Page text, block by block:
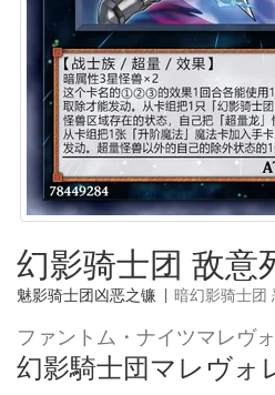
幻影骑士团 敌意
魅影骑士团凶恶之镰 | 暗幻影骑士团
ファントム・ナイツマレヴ
幻影騎士団マレヴォ